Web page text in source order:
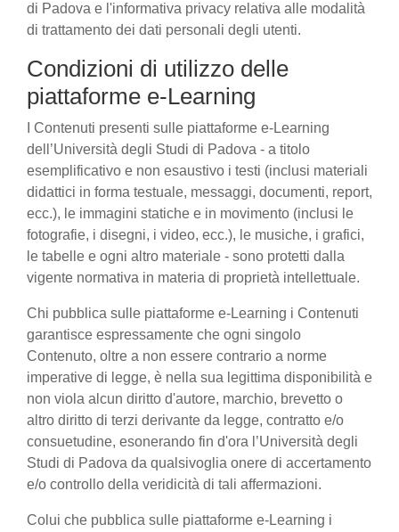
di Padova e l'informativa privacy relativa alle modalità
di trattamento dei dati personali degli utenti.
Condizioni di utilizzo delle
piattaforme e-Learning
I Contenuti presenti sulle piattaforme e-Learning
dell’Università degli Studi di Padova - a titolo
esemplificativo e non esaustivo i testi (inclusi materiali
didattici in forma testuale, messaggi, documenti, report,
ecc.), le immagini statiche e in movimento (inclusi le
fotografie, i disegni, i video, ecc.), le musiche, i grafici,
le tabelle e ogni altro materiale - sono protetti dalla
vigente normativa in materia di proprietà intellettuale.
Chi pubblica sulle piattaforme e-Learning i Contenuti
garantisce espressamente che ogni singolo
Contenuto, oltre a non essere contrario a norme
imperative di legge, è nella sua legittima disponibilità e
non viola alcun diritto d'autore, marchio, brevetto o
altro diritto di terzi derivante da legge, contratto e/o
consuetudine, esonerando fin d'ora l’Università degli
Studi di Padova da qualsivoglia onere di accertamento
e/o controllo della veridicità di tali affermazioni.
Colui che pubblica sulle piattaforme e-Learning i